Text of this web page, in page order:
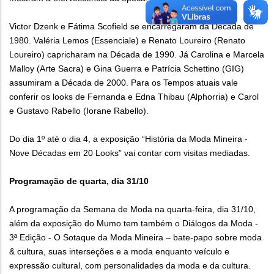
Victor Dzenk e Fátima Scofield se encarregaram da Década de
1980. Valéria Lemos (Essenciale) e Renato Loureiro (Renato
Loureiro) capricharam na Década de 1990. Já Carolina e Marcela
Malloy (Arte Sacra) e Gina Guerra e Patrícia Schettino (GIG)
assumiram a Década de 2000. Para os Tempos atuais vale
conferir os looks de Fernanda e Edna Thibau (Alphorria) e Carol
e Gustavo Rabello (Iorane Rabello).
Do dia 1º até o dia 4, a exposição “História da Moda Mineira -
Nove Décadas em 20 Looks” vai contar com visitas mediadas.
Programação de quarta, dia 31/10
A programação da Semana de Moda na quarta-feira, dia 31/10,
além da exposição do Mumo tem também o Diálogos da Moda -
3ª Edição - O Sotaque da Moda Mineira – bate-papo sobre moda
& cultura, suas interseções e a moda enquanto veículo e
expressão cultural, com personalidades da moda e da cultura.